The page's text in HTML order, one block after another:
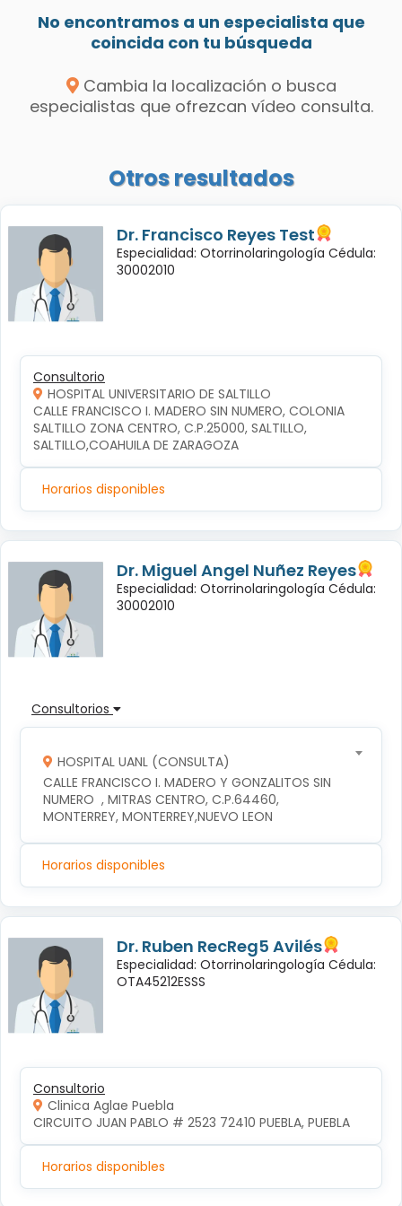
No encontramos a un especialista que
coincida con tu búsqueda
Cambia la localización o busca
especialistas que ofrezcan vídeo consulta.
Otros resultados
Dr. Francisco Reyes Test
Especialidad: Otorrinolaringología Cédula:
30002010
Consultorio
HOSPITAL UNIVERSITARIO DE SALTILLO
CALLE FRANCISCO I. MADERO SIN NUMERO, COLONIA
SALTILLO ZONA CENTRO, C.P.25000, SALTILLO,
SALTILLO,COAHUILA DE ZARAGOZA
Horarios disponibles
Dr. Miguel Angel Nuñez Reyes
Especialidad: Otorrinolaringología Cédula:
30002010
Consultorios
HOSPITAL UANL (CONSULTA)
CALLE FRANCISCO I. MADERO Y GONZALITOS SIN
NUMERO  , MITRAS CENTRO, C.P.64460,
MONTERREY, MONTERREY,NUEVO LEON
Horarios disponibles
Dr. Ruben RecReg5 Avilés
Especialidad: Otorrinolaringología Cédula:
OTA45212ESSS
Consultorio
Clinica Aglae Puebla
CIRCUITO JUAN PABLO # 2523 72410 PUEBLA, PUEBLA
Horarios disponibles